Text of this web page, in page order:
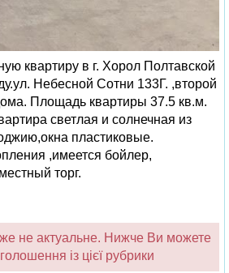
квартиру в г. Хорол Полтавской
Небесной Сотни 133Г. ,второй
Площадь квартиры 37.5 кв.м.
светлая и солнечная из
пластиковые.
,имеется бойлер,
торг.
не актуальне. Нижче Ви можете
із цієї рубрики